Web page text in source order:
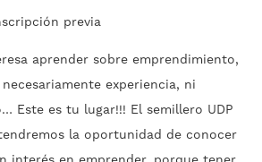
previa
aprender sobre emprendimiento,
experiencia, ni
Este es tu lugar!!! El semillero UDP
la oportunidad de conocer